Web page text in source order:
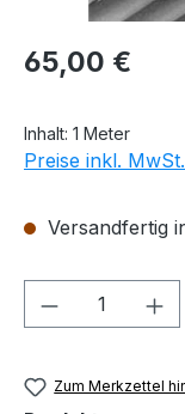
Regulärer Preis:
65,00 €
Inhalt: 1 Meter
Preise inkl.
Versandfertig
Produkt
Zum Merkzettel